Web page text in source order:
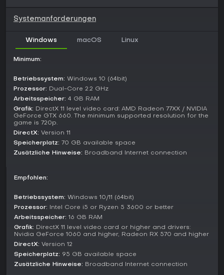
ermöglichen den Erwerb einzigartiger Fahrzeuge und
War Thunder wird aktiv weiterentwickelt, die Ninth Wave-
Inhalt mit neuen Fahrzeugen und Kartenverbesserungen. Auf
Plattformen wie Steam erhält es ein Mostly Positive-Rating
Tagen aus mehr als 12.000 Rezensionen.
Fans realistischer Militärsimulationen mit Multiplayer-Tiefe
Partien suchen, kommen hier weniger auf ihre Kosten.
Systemanforderungen
Windows macOS Linux
Minimum:
Betriebssystem: Windows 10 (64bit)
Prozessor: Dual-Core 2.2 GHz
Arbeitsspeicher: 4 GB RAM
Grafik: DirectX 11 level video card: AMD Radeon 77XX / NVIDIA
GeForce GTX 660. The minimum supported resolution for the
game is 720p.
DirectX: Version 11
Speicherplatz: 70 GB available space
Zusätzliche Hinweise: Broadband Internet connection
Empfohlen:
Betriebssystem: Windows 10/11 (64bit)
Prozessor: Intel Core i5 or Ryzen 5 3600 or better
Arbeitsspeicher: 16 GB RAM
Grafik: DirectX 11 level video card or higher and drivers:
Nvidia GeForce 1060 and higher, Radeon RX 570 and higher
DirectX: Version 12
Speicherplatz: 95 GB available space
Zusätzliche Hinweise: Broadband Internet connection